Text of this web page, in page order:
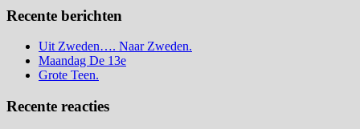
Recente berichten
Uit Zweden…. Naar Zweden.
Maandag De 13e
Grote Teen.
Recente reacties